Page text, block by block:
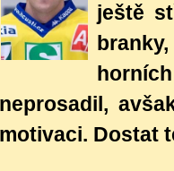
ještě
neprosadil,
motivaci. Dostat